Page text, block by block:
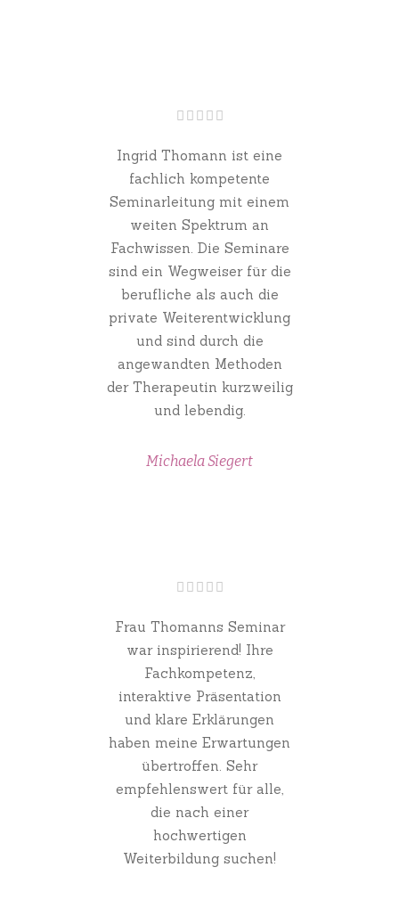
Ingrid Thomann ist eine
fachlich kompetente
Seminarleitung mit einem
weiten Spektrum an
Fachwissen. Die Seminare
sind ein Wegweiser für die
berufliche als auch die
private Weiterentwicklung
und sind durch die
angewandten Methoden
der Therapeutin kurzweilig
und lebendig.
Michaela Siegert
Frau Thomanns Seminar
war inspirierend! Ihre
Fachkompetenz,
interaktive Präsentation
und klare Erklärungen
haben meine Erwartungen
übertroffen. Sehr
empfehlenswert für alle,
die nach einer
hochwertigen
Weiterbildung suchen!